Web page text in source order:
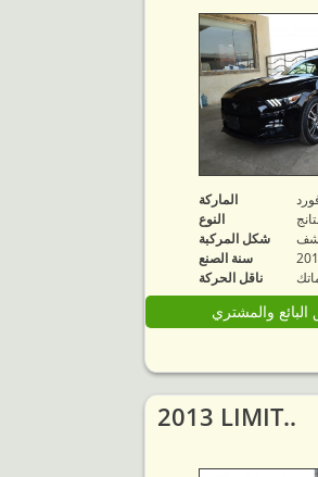
الماركة
النوع
شكل المركبة
سنة الصنع
ناقل الحركة
البائع والمشتري
2013 LIMIT..